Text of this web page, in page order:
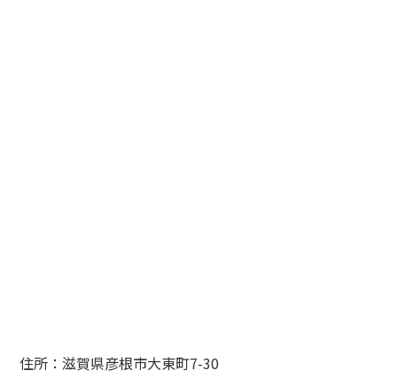
住所：滋賀県彦根市大東町7-30